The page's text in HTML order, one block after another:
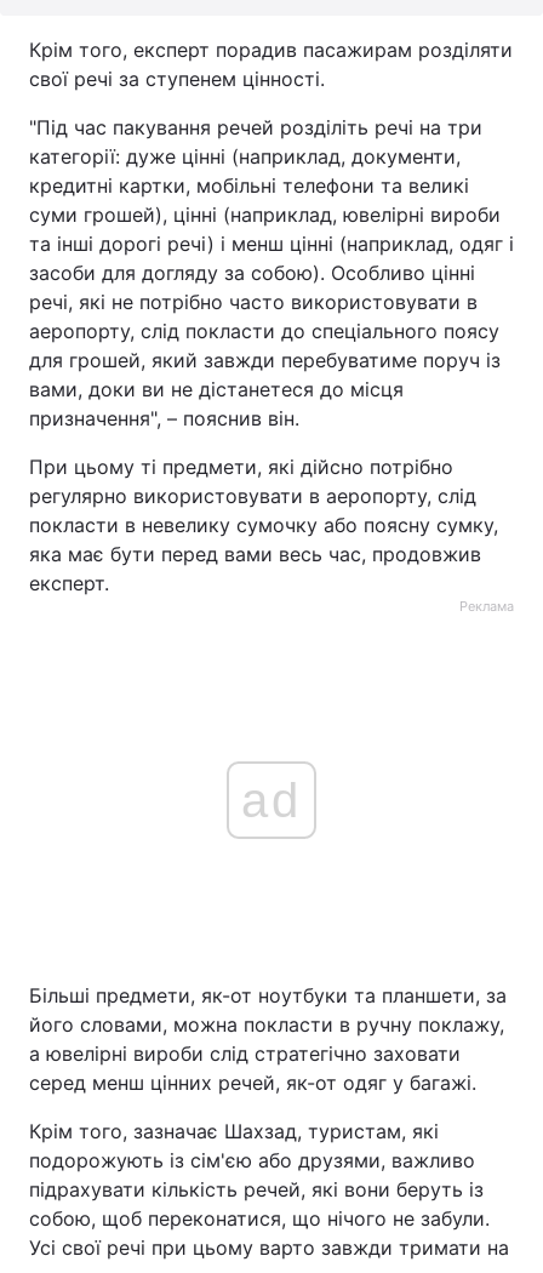
Крім того, експерт порадив пасажирам розділяти
свої речі за ступенем цінності.
"Під час пакування речей розділіть речі на три
категорії: дуже цінні (наприклад, документи,
кредитні картки, мобільні телефони та великі
суми грошей), цінні (наприклад, ювелірні вироби
та інші дорогі речі) і менш цінні (наприклад, одяг і
засоби для догляду за собою). Особливо цінні
речі, які не потрібно часто використовувати в
аеропорту, слід покласти до спеціального поясу
для грошей, який завжди перебуватиме поруч із
вами, доки ви не дістанетеся до місця
призначення", – пояснив він.
При цьому ті предмети, які дійсно потрібно
регулярно використовувати в аеропорту, слід
покласти в невелику сумочку або поясну сумку,
яка має бути перед вами весь час, продовжив
експерт.
Реклама
ad
Більші предмети, як-от ноутбуки та планшети, за
його словами, можна покласти в ручну поклажу,
а ювелірні вироби слід стратегічно заховати
серед менш цінних речей, як-от одяг у багажі.
Крім того, зазначає Шахзад, туристам, які
подорожують із сім'єю або друзями, важливо
підрахувати кількість речей, які вони беруть із
собою, щоб переконатися, що нічого не забули.
Усі свої речі при цьому варто завжди тримати на